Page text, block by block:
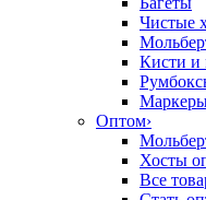
Чистые
Кисти и
Оптом›
Хосты
Все